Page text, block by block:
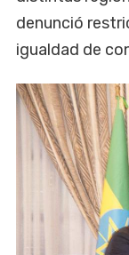
denunció
igualdad de